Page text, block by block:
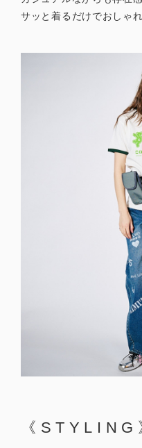
サッと着るだけでおしゃ
《STYLING